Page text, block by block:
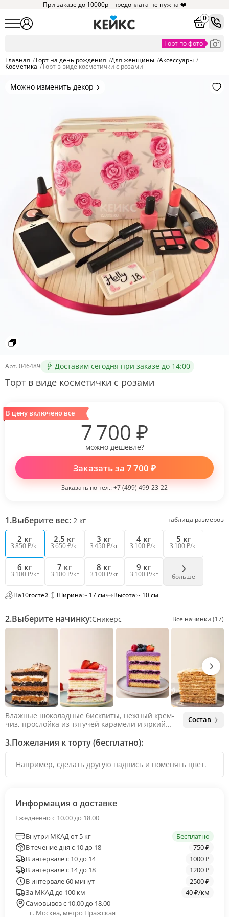
При заказе до 10000р - предоплата не нужна ❤️
0
Главная /Торт на день рождения /Для женщины /Аксессуары /
Косметика /Торт в виде косметички с розами
Можно изменить декор
Арт. 046489 Доставим сегодня при заказе до 14:00
Торт в виде косметички с розами
1.Выберите вес: 2 кг таблица размеров
2 кг
3 850 ₽/кг
2.5 кг
3 650 ₽/кг
3 кг
3 450 ₽/кг
4 кг
3 100 ₽/кг
5 кг
3 100 ₽/кг
6 кг
3 100 ₽/кг
7 кг
3 100 ₽/кг
8 кг
3 100 ₽/кг
9 кг
3 100 ₽/кг больше
На10гостей Ширина:~ 17 см Высота:~ 10 см
2.Выберите начинку:Сникерс Все начинки (17)
Влажные шоколадные бисквиты, нежный крем-
чиз, прослойка из тягучей карамели и яркий
яркий вкус шоколада и тягучей карамели, не
оставляя ни единого шанса остаться
Состав
3.Пожелания к торту (бесплатно):
В цену включено все
7 700 ₽
можно дешевле?
Заказать за 7 700 ₽
Заказать по тел.:+7 (499) 499-23-22
Информация о доставке
Ежедневно с 10.00 до 18.00
Внутри МКАД от 5 кг
Бесплатно
В течение дня с 10 до 18
750 ₽
В интервале с 10 до 14
1000 ₽
В интервале с 14 до 18
1200 ₽
В интервале 60 минут
2500 ₽
За МКАД до 100 км
40 ₽/км
Самовывоз с 10.00 до 18.00
г. Москва, метро Пражская